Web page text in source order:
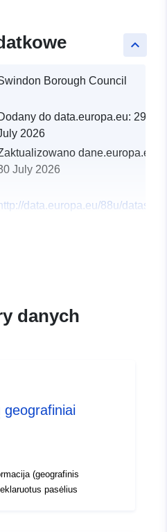
keyboard_arrow_up
Borough Council
do data.europa.eu: 29
2026
dane.europa.eu:
July 2026
http://data.europa.eu/88u/dataset/
danych
(geografinis
pasėlius